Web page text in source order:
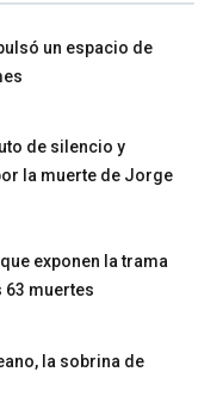
un espacio de
de silencio y
la muerte de Jorge
exponen la trama
63 muertes
la sobrina de